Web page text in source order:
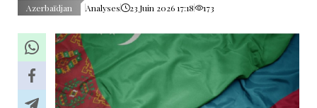
Azerbaïdjan Analyses 23 Juin 2026 17:18 173